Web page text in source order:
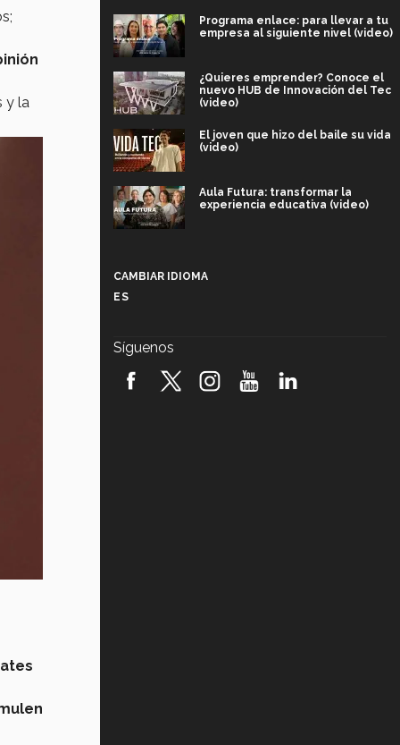
y la
Programa enlace: para llevar a tu
empresa al siguiente nivel (video)
¿Quieres emprender? Conoce el
nuevo HUB de Innovación del Tec
(video)
El joven que hizo del baile su vida
(video)
Aula Futura: transformar la
experiencia educativa (video)
robótica FIRST 2026! (video)
CAMBIAR IDIOMA
ES
Síguenos